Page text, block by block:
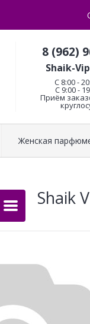
8 (962)
Shaik-
C 8:00 -
С 9:00 -
Приём
Женская
Shaik